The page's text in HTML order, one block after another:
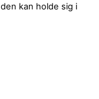
kan holde sig i